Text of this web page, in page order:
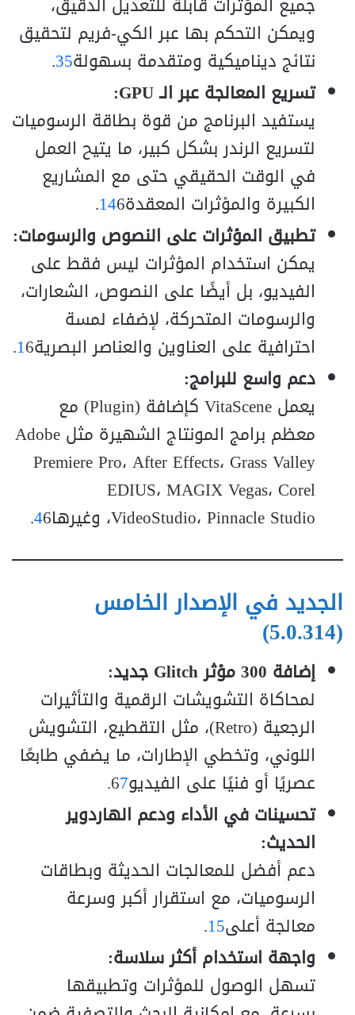
ويمكن التحكم بها عبر الكي-فريم لتحقيق
نتائج ديناميكية ومتقدمة بسهولة 35
.
تسريع المعالجة عبر الـ GPU:
يستفيد البرنامج من قوة بطاقة الرسوميات
لتسريع الرندر بشكل كبير، ما يتيح العمل
في الوقت الحقيقي حتى مع المشاريع
الكبيرة والمؤثرات المعقدة 146.
تطبيق المؤثرات على النصوص والرسومات:
يمكن استخدام المؤثرات ليس فقط على
الفيديو، بل أيضًا على النصوص، الشعارات،
والرسومات المتحركة، لإضفاء لمسة
احترافية على العناوين والعناصر البصرية 16.
دعم واسع للبرامج:
يعمل VitaScene كإضافة (Plugin) مع
معظم برامج المونتاج الشهيرة مثل Adobe
Premiere Pro، After Effects، Grass Valley
EDIUS، MAGIX Vegas، Corel
VideoStudio، Pinnacle Studio، وغيرها
46.
الجديد في الإصدار الخامس
(5.0.314)
إضافة 300 مؤثر Glitch جديد:
لمحاكاة التشويشات الرقمية والتأثيرات
الرجعية (Retro)، مثل التقطيع، التشويش
اللوني، وتخطي الإطارات، ما يضفي طابعًا
عصريًا أو فنيًا على الفيديو67
.
تحسينات في الأداء ودعم الهاردوير
الحديث:
دعم أفضل للمعالجات الحديثة وبطاقات
الرسوميات، مع استقرار أكبر وسرعة
معالجة أعلى 15
.
واجهة استخدام أكثر سلاسة:
تسهل الوصول للمؤثرات وتطبيقها